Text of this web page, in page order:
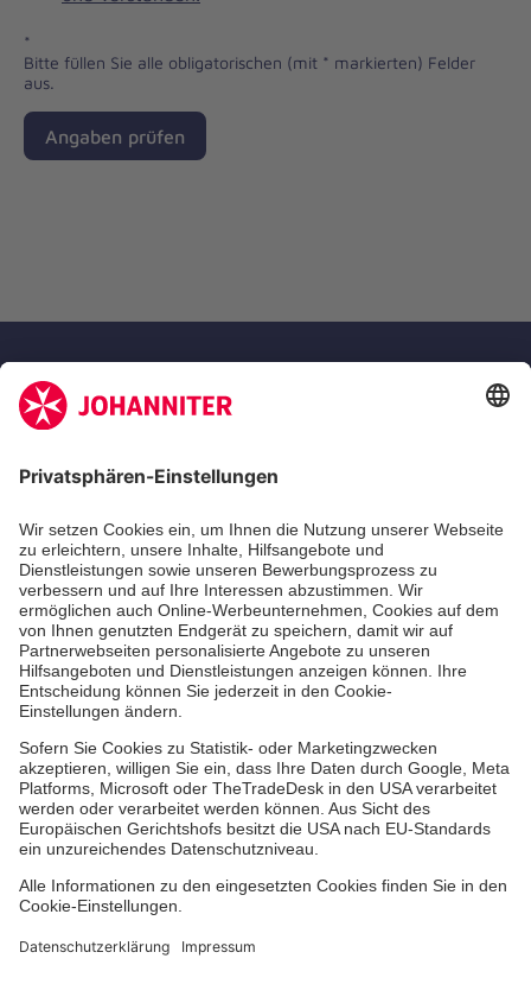
*
Bitte füllen Sie alle obligatorischen (mit * markierten) Felder
aus.
Angaben prüfen
Die Johanniter GmbH ist Mitglied des
Kununu Top Company 2026
Datenschutzerklärung
Impressum
Hinweisgebersystem